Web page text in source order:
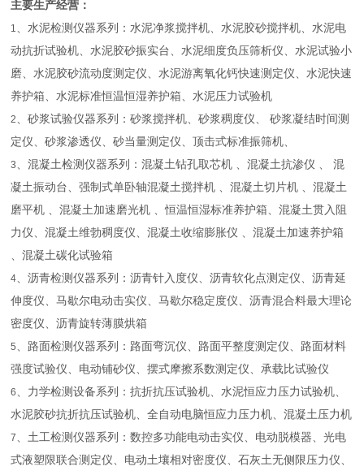
主要生产经营：
1、水泥检测仪器系列：水泥净浆搅拌机、水泥胶砂搅拌机、水泥电
动抗折试验机、水泥胶砂振实台、水泥细度负压筛析仪、水泥试验小
磨、水泥胶砂流动度测定仪、水泥游离氧化钙快速测定仪、水泥快速
养护箱、水泥标准恒温恒湿养护箱、水泥压力试验机
2、砂浆试验仪器系列：砂浆搅拌机、砂浆稠度仪、 砂浆凝结时间测
定仪、砂浆渗透仪、砂当量测定仪、顶击式标准振筛机、
3、混凝土检测仪器系列：混凝土钻孔取芯机 、混凝土抗渗仪 、 混
凝土振动台、强制式单卧轴混凝土搅拌机 、混凝土切片机 、混凝土
磨平机 、混凝土加速磨光机 、恒温恒湿标准养护箱、混凝土贯入阻
力仪、混凝土维勃稠度仪、混凝土收缩膨胀仪 、混凝土加速养护箱
、混凝土碳化试验箱
4、沥青检测仪器系列：沥青针入度仪、沥青软化点测定仪、沥青延
伸度仪、马歇尔电动击实仪、马歇尔稳定度仪、沥青混合料最大理论
密度仪、沥青旋转薄膜烘箱
5、路面检测仪器系列：路面弯沉仪、路面平整度测定仪、路面材料
强度试验仪、电动铺砂仪、摆式摩擦系数测定仪、承载比试验仪
6、力学检测设备系列：抗折抗压试验机、水泥恒应力压力试验机、
水泥胶砂抗折抗压试验机、全自动电脑恒应力压力机、混凝土压力机
7、土工检测仪器系列：数控多功能电动击实仪、电动脱模器、光电
式液塑限联合测定仪、电动土壤相对密度仪、石灰土无侧限压力仪、